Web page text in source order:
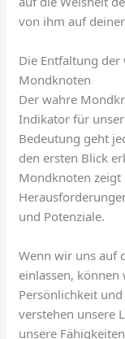
von ihm auf
Die Entfaltung
Mondknoten
Der wahre
Indikator für
Bedeutung geht
den ersten Blick
Mondknoten zeigt
und Potenziale.
Wenn wir uns auf
einlassen,
Persönlichkeit
verstehen unsere
unsere